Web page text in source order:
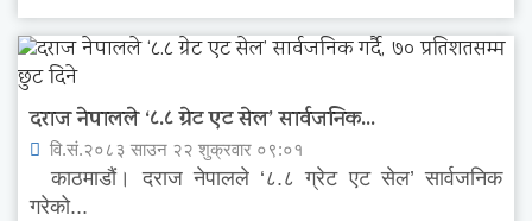
दराज नेपालले ‘८.८ ग्रेट एट सेल’ सार्वजनिक...
वि.सं.२०८३ साउन २२ शुक्रवार ०९:०१
काठमाडौं। दराज नेपालले ‘८.८ ग्रेट एट सेल’ सार्वजनिक
गरेको...